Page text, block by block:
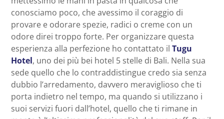
conosciamo poco, che avessimo il coraggio di
provare e odorare spezie, radici o creme con un
odore direi troppo forte. Per organizzare questa
esperienza alla perfezione ho contattato il Tugu
Hotel, uno dei più bei hotel 5 stelle di Bali. Nella sua
sede quello che lo contraddistingue credo sia senza
dubbio l’arredamento, davvero meraviglioso che ti
porta indietro nel tempo, ma quando si utilizzano i
suoi servizi fuori dall’hotel, quello che ti rimane in